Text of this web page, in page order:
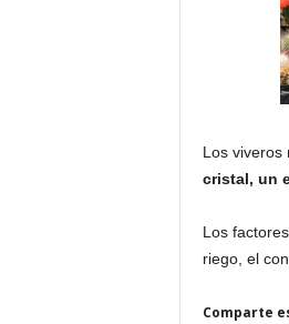
Los viveros
cristal, un
Los
riego, el
Comparte